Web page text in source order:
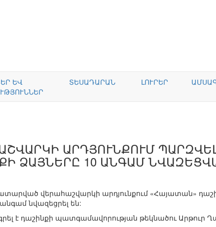
ԵՎ
ՏԵՍԱԴԱՐԱՆ ԼՈՒՐԵՐ
ԱՐԴՅՈՒՆՔՈՒՄ
ՁԱՅՆԵՐԸ 10 ԱՆԳԱՄ
վերահաշվարկի արդյունքում «Հայատան»
նվազեցրել են:
գրել է դաշինքի պատգամավորության թեկնածու Արթուր